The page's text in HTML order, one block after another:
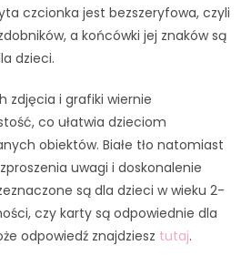
czcionka jest bezszeryfowa, czyli
a końcówki jej znaków są
dzieci.
zdjęcia i grafiki wiernie
co ułatwia dzieciom
obiektów. Białe tło natomiast
uwagi i doskonalenie
są dla dzieci w wieku 2-
czy karty są odpowiednie dla
odpowiedź znajdziesz tutaj.